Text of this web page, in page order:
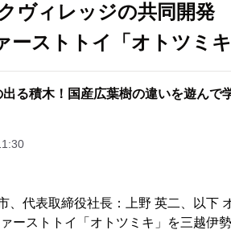
ヴィレッジの共同開発
ーストトイ「オトツミ
る積木！国産広葉樹の違いを遊んで
、代表取締役社長：上野 英二、以下
ーストトイ「オトツミキ」を三越伊